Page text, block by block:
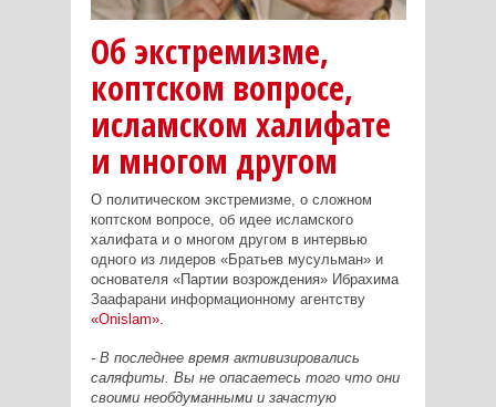
Об экстремизме,
коптском вопросе,
исламском халифате
и многом другом
О политическом экстремизме, о сложном
коптском вопросе, об идее исламского
халифата и о многом другом в интервью
одного из лидеров «Братьев мусульман» и
основателя «Партии возрождения» Ибрахима
Заафарани информационному агентству
«Onislam».
- В последнее время активизировались
саляфиты. Вы не опасаетесь того что они
своими необдуманными и зачастую